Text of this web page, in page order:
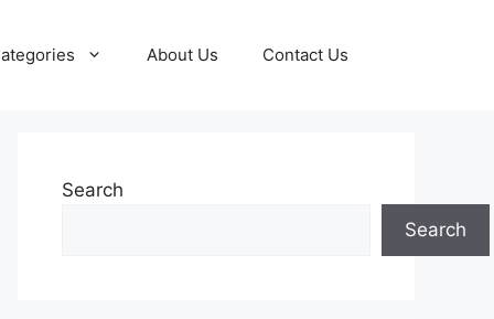
About Us Contact Us
Search
Search